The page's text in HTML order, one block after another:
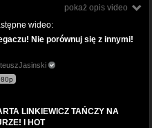
pokaż opis video
wideo:
Nie porównuj się z innymi!
LINKIEWICZ TAŃCZY NA
l HOT